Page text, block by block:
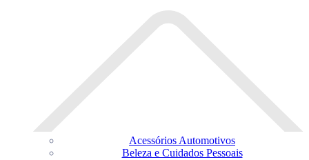
Acessórios Automotivos
Beleza e Cuidados Pessoais